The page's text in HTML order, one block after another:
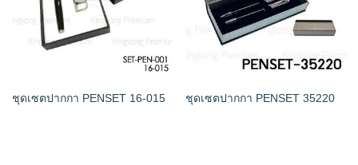
ชุดเซตปากกา PENSET 16-015 ชุดเซตปากกา PENSET 35220